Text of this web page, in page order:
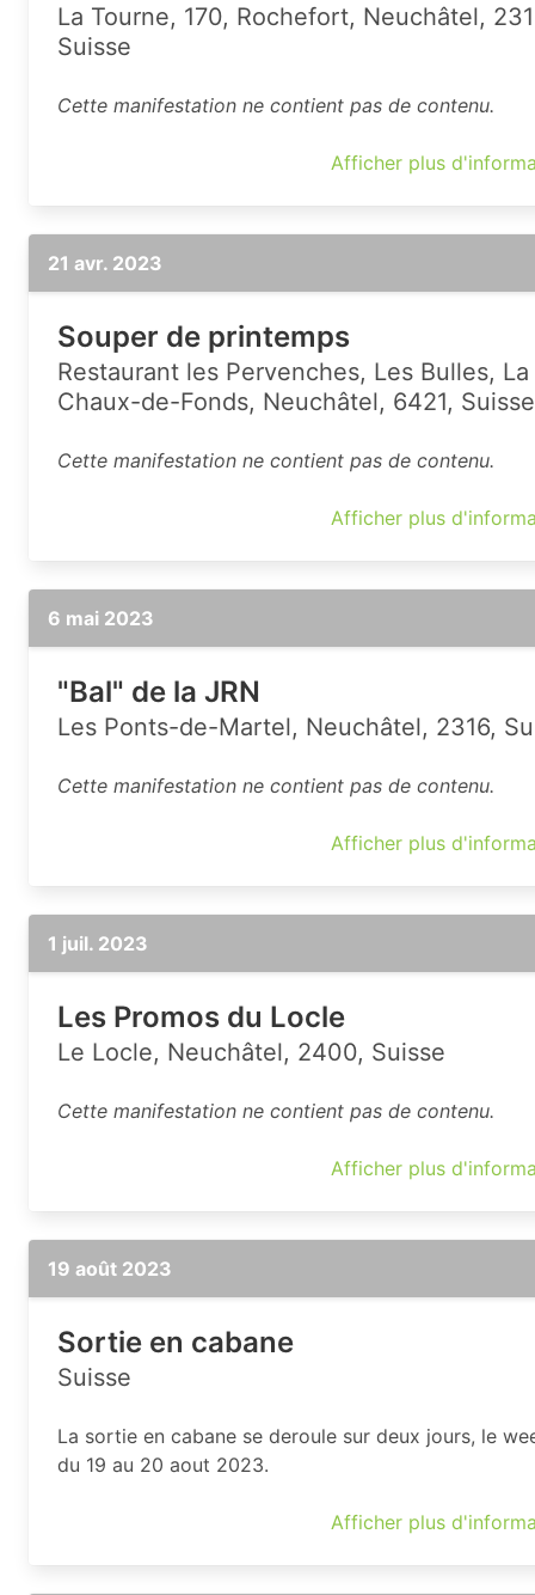
La Tourne, 170, Rochefort, Neuchâtel,
Suisse
Cette manifestation ne contient pas de contenu.
Afficher plus
21 avr. 2023
Souper de printemps
Restaurant les Pervenches, Les Bulles, La
Chaux-de-Fonds, Neuchâtel, 6421, Suisse
Cette manifestation ne contient pas de contenu.
Afficher plus
6 mai 2023
"Bal" de la JRN
Les Ponts-de-Martel, Neuchâtel, 2316,
Cette manifestation ne contient pas de contenu.
Afficher plus
1 juil. 2023
Les Promos du Locle
Le Locle, Neuchâtel, 2400, Suisse
Cette manifestation ne contient pas de contenu.
Afficher plus
19 août 2023
Sortie en cabane
Suisse
La sortie en cabane se deroule sur deux jours, le
du 19 au 20 aout 2023.
Afficher plus